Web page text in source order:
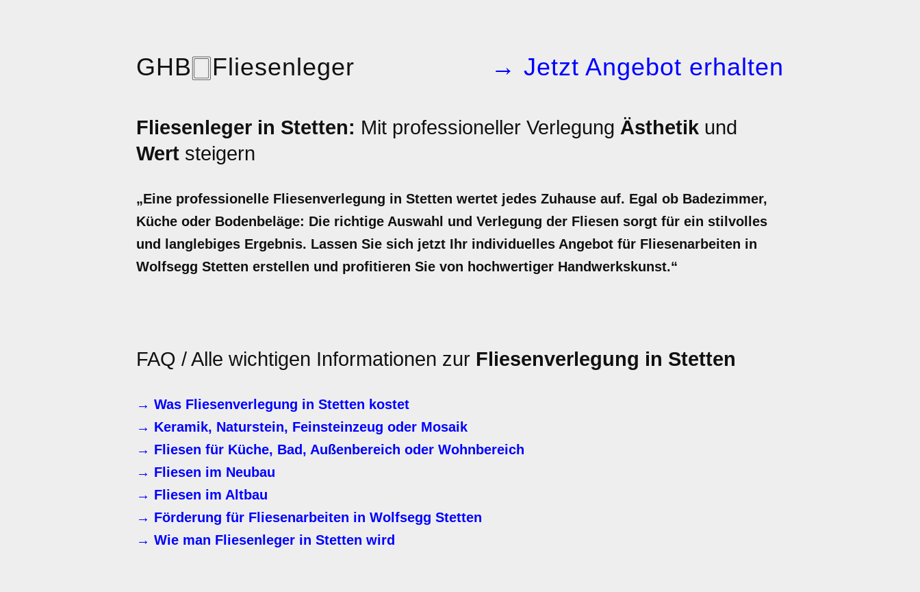
GHB🀆Fliesenleger → Jetzt Angebot erhalten
Fliesenleger in Stetten: Mit professioneller Verlegung Ästhetik und
Wert steigern
„Eine professionelle Fliesenverlegung in Stetten wertet jedes Zuhause auf. Egal ob Badezimmer,
Küche oder Bodenbeläge: Die richtige Auswahl und Verlegung der Fliesen sorgt für ein stilvolles
und langlebiges Ergebnis. Lassen Sie sich jetzt Ihr individuelles Angebot für Fliesenarbeiten in
Wolfsegg Stetten erstellen und profitieren Sie von hochwertiger Handwerkskunst.“
FAQ / Alle wichtigen Informationen zur Fliesenverlegung in Stetten
→ Was Fliesenverlegung in Stetten kostet
→ Keramik, Naturstein, Feinsteinzeug oder Mosaik
→ Fliesen für Küche, Bad, Außenbereich oder Wohnbereich
→ Fliesen im Neubau
→ Fliesen im Altbau
→ Förderung für Fliesenarbeiten in Wolfsegg Stetten
→ Wie man Fliesenleger in Stetten wird